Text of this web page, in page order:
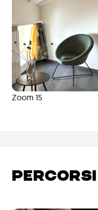
Zoom 15